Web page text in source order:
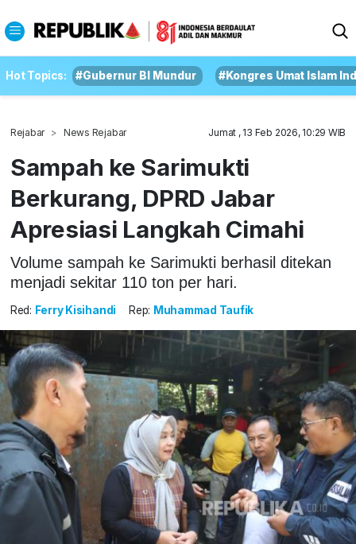
Hot Topics: #Gubernur BI Mundur #Kongres Umat Islam
Rejabar News Rejabar Jumat , 13 Feb 2026, 10:29 WIB
Sampah ke Sarimukti
Berkurang, DPRD Jabar
Apresiasi Langkah Cimahi
Volume sampah ke Sarimukti berhasil ditekan
menjadi sekitar 110 ton per hari.
Red: Ferry Kisihandi Rep: Muhammad Taufik